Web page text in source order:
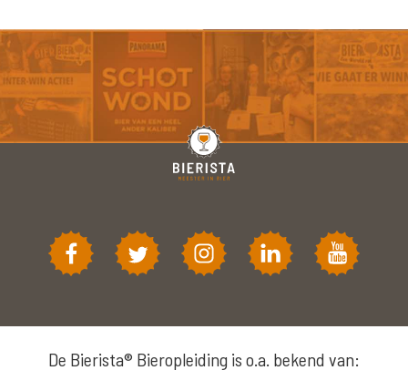
De Bierista® Bieropleiding is o.a. bekend van: